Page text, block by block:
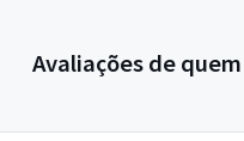
Avaliações de